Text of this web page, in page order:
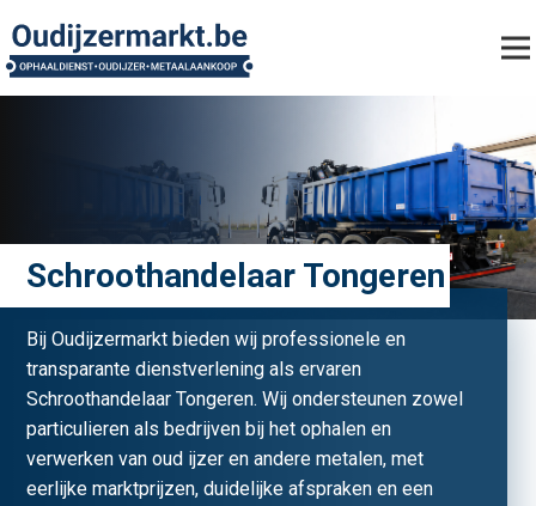
Schroothandelaar Tongeren
Bij Oudijzermarkt bieden wij professionele en
transparante dienstverlening als ervaren
Schroothandelaar Tongeren. Wij ondersteunen zowel
particulieren als bedrijven bij het ophalen en
verwerken van oud ijzer en andere metalen, met
eerlijke marktprijzen, duidelijke afspraken en een